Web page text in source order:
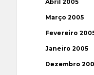
Abril 2005
Março 2005
Fevereiro
Janeiro 2005
Dezembro